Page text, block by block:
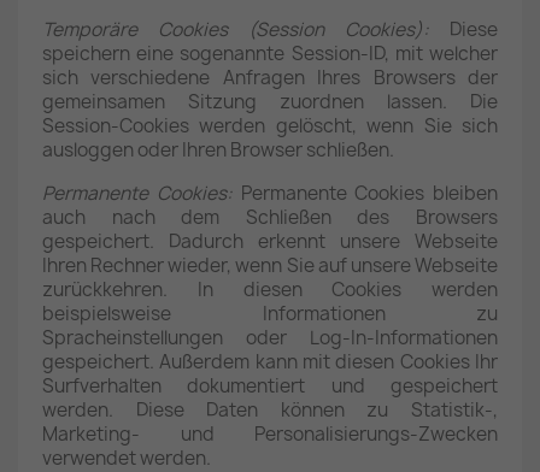
Temporäre Cookies (Session Cookies): Diese
speichern eine sogenannte Session-ID, mit welcher
sich verschiedene Anfragen Ihres Browsers der
gemeinsamen Sitzung zuordnen lassen. Die
Session-Cookies werden gelöscht, wenn Sie sich
ausloggen oder Ihren Browser schließen.
Permanente Cookies:Permanente Cookies bleiben
auch nach dem Schließen des Browsers
gespeichert. Dadurch erkennt unsere Webseite
Ihren Rechner wieder, wenn Sie auf unsere Webseite
zurückkehren. In diesen Cookies werden
beispielsweise Informationen zu
Spracheinstellungen oder Log-In-Informationen
gespeichert. Außerdem kann mit diesen Cookies Ihr
Surfverhalten dokumentiert und gespeichert
werden. Diese Daten können zu Statistik-,
Marketing- und Personalisierungs-Zwecken
verwendet werden.